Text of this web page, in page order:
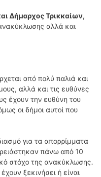
Δήμαρχος Τρικκαίων,
αλλά και
από πολύ παλιά και
αλλά και τις ευθύνες
έχουν την ευθύνη του
οι δήμοι αυτοί που
για τα απορρίμματα
πάνω από 10
στόχο της ανακύκλωσης.
ξεκινήσει ή είναι